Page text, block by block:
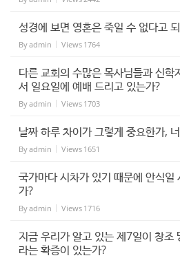
성경에 보면 영혼은 죽일 수 없다고
Byadmin Views 1764
다른 교회의 수많은 목사님들과 신학
서 일요일에 예배 드리고 있는가?
Byadmin Views 1703
날짜 하루 차이가 그렇게 중요한가,
Byadmin Views 1651
국가마다 시차가 있기 때문에 안식일
가?
Byadmin Views 1716
지금 우리가 알고 있는 제7일이 창조
라는 확증이 있는가?